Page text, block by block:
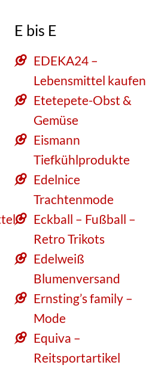
E bis E
EDEKA24 –
Lebensmittel kaufen
Etetepete-Obst &
Gemüse
Eismann
Tiefkühlprodukte
Edelnice
Trachtenmode
Eckball – Fußball –
Retro Trikots
Edelweiß
Blumenversand
Ernsting’s family –
Mode
Equiva –
Reitsportartikel